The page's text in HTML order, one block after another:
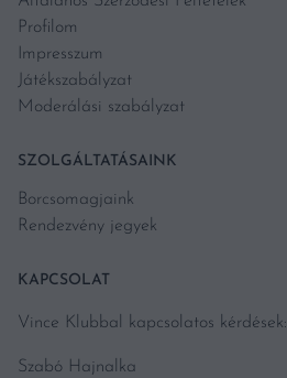
Profilom
Impresszum
Játékszabályzat
Moderálási szabályzat
SZOLGÁLTATÁSAINK
Borcsomagjaink
Rendezvény jegyek
KAPCSOLAT
Vince Klubbal kapcsolatos kérdések:
Szabó Hajnalka